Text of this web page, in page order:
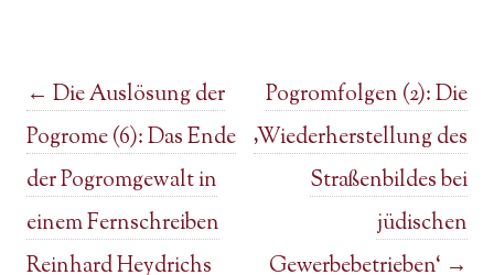
Post navigation
← Die Auslösung der
Pogrome (6): Das Ende
der Pogromgewalt in
einem Fernschreiben
Reinhard Heydrichs
Pogromfolgen (2): Die
‚Wiederherstellung des
Straßenbildes bei
jüdischen
Gewerbebetrieben‘ →